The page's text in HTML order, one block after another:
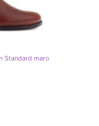
Standard maro